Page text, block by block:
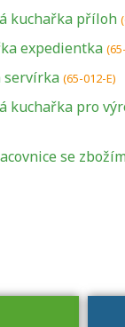
kuchařka příloh
expedientka
servírka (65-012-E)
kuchařka pro
se